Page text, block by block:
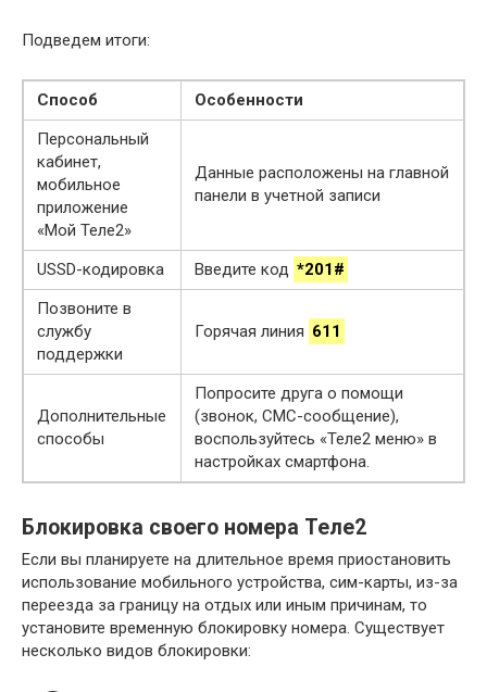
Подведем итоги:
Способ
Особенности
Персональный
кабинет,
мобильное
приложение
«Мой Теле2»
Данные расположены на главной
панели в учетной записи
USSD-кодировка Введите код *201#
Позвоните в
службу
поддержки
Горячая линия 611
Дополнительные
способы
Попросите друга о помощи
(звонок, СМС-сообщение),
воспользуйтесь «Теле2 меню» в
настройках смартфона.
Блокировка своего номера Теле2
Если вы планируете на длительное время приостановить
использование мобильного устройства, сим-карты, из-за
переезда за границу на отдых или иным причинам, то
установите временную блокировку номера. Существует
несколько видов блокировки: